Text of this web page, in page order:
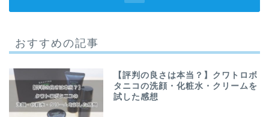
おすすめの記事
【評判の良さは本当？】クワトロボ
タニコの洗顔・化粧水・クリームを
試した感想